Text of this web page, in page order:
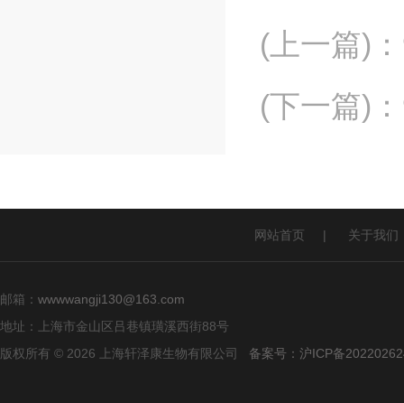
(上一篇) ：
(下一篇) ：
网站首页 | 关于我们
邮箱： wwwwangji130@163.com
地址：上海市金山区吕巷镇璜溪西街88号
版权所有 © 2026 上海轩泽康生物有限公司 备案号：沪ICP备